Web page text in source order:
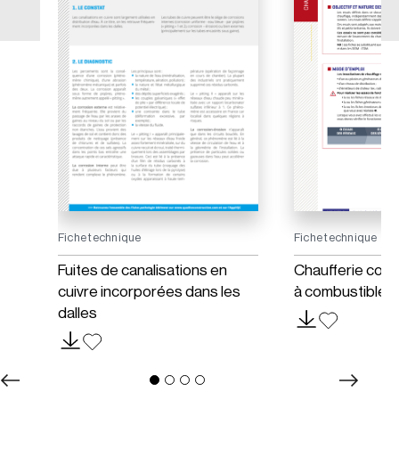
Fiche technique
Fuites de canalisations en
cuivre incorporées dans les
dalles
Fiche technique
Chaufferie
à combustible